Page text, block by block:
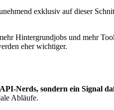
exklusiv auf dieser
Hintergrundjobs und mehr
eher wichtiger.
Nerds, sondern ein Signal
Abläufe.